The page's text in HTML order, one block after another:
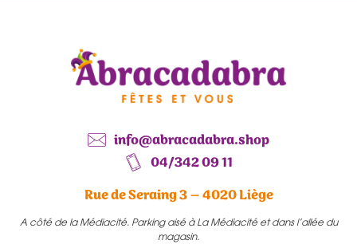
info@abracadabra.shop
04/342 09 11
Rue de Seraing 3 – 4020 Liège
A côté de la Médiacité. Parking aisé à La Médiacité et dans l’allée du
magasin.